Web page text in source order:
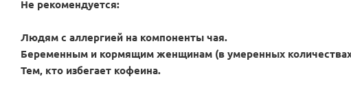
Не рекомендуется:
Людям с аллергией на компоненты чая.
Беременным и кормящим женщинам (в умеренных
Тем, кто избегает кофеина.